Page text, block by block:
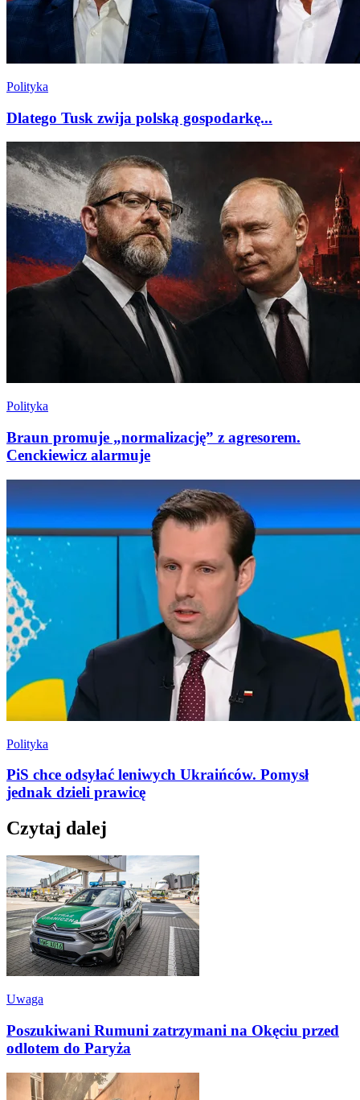
Polityka
Dlatego Tusk zwija polską gospodarkę...
Polityka
Braun promuje „normalizację” z agresorem.
Cenckiewicz alarmuje
Polityka
PiS chce odsyłać leniwych Ukraińców. Pomysł
jednak dzieli prawicę
Czytaj dalej
Uwaga
Poszukiwani Rumuni zatrzymani na Okęciu przed
odlotem do Paryża